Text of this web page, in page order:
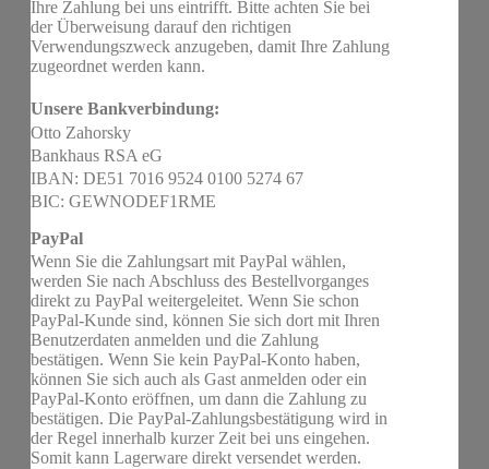
Ihre Zahlung bei uns eintrifft. Bitte achten Sie bei
der Überweisung darauf den richtigen
Verwendungszweck anzugeben, damit Ihre Zahlung
zugeordnet werden kann.
Unsere Bankverbindung:
Otto Zahorsky
Bankhaus RSA eG
IBAN: DE51 7016 9524 0100 5274 67
BIC: GEWNODEF1RME
PayPal
Wenn Sie die Zahlungsart mit PayPal wählen,
werden Sie nach Abschluss des Bestellvorganges
direkt zu PayPal weitergeleitet. Wenn Sie schon
PayPal-Kunde sind, können Sie sich dort mit Ihren
Benutzerdaten anmelden und die Zahlung
bestätigen. Wenn Sie kein PayPal-Konto haben,
können Sie sich auch als Gast anmelden oder ein
PayPal-Konto eröffnen, um dann die Zahlung zu
bestätigen. Die PayPal-Zahlungsbestätigung wird in
der Regel innerhalb kurzer Zeit bei uns eingehen.
Somit kann Lagerware direkt versendet werden.